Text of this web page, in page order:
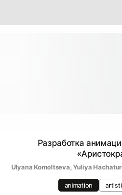
Разработка
Ulyana Komoltseva, Yuliya
animation